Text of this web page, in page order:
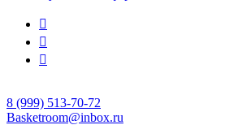
8 (999) 513-70-72
Basketroom@inbox.ru